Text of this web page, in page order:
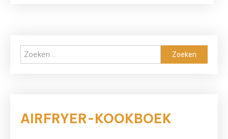
Zoeken
naar:
AIRFRYER-KOOKBOEK